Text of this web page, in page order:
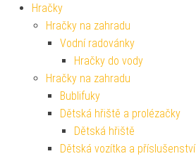
Hračky
Hračky na zahradu
Vodní radovánky
Hračky do vody
Hračky na zahradu
Bublifuky
Dětská hřiště a prolézačky
Dětská hřiště
Dětská vozítka a příslušenství